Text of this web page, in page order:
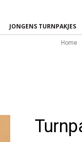
JONGENS TURNPAKJES
Home